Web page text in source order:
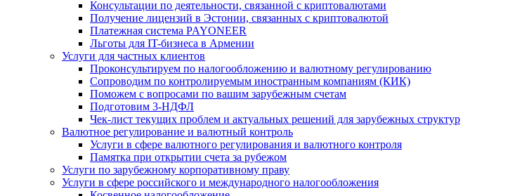
Консультации по деятельности, связанной с криптовалютами
Получение лицензий в Эстонии, связанных с криптовалютой
Платежная система PAYONEER
Льготы для IT-бизнеса в Армении
Услуги для частных клиентов
Проконсультируем по налогообложению и валютному регулированию
Сопроводим по контролируемым иностранным компаниям (КИК)
Поможем с вопросами по вашим зарубежным счетам
Подготовим 3-НДФЛ
Чек-лист текущих проблем и актуальных решений для зарубежных структур
Валютное регулирование и валютный контроль
Услуги в сфере валютного регулирования и валютного контроля
Памятка при открытии счета за рубежом
Услуги по зарубежному корпоративному праву
Услуги в сфере российского и международного налогообложения